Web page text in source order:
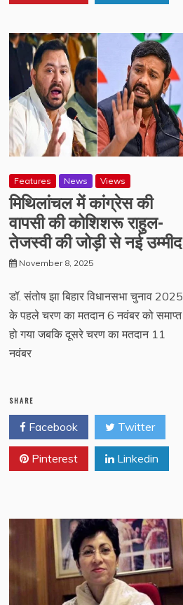
Features News Views
मिथिलांचल में कांग्रेस की
वापसी की कोशिशरू राहुल-
तेजस्वी की जोड़ी से नई उम्मीद
November 8, 2025
डॉ. संतोष झा बिहार विधानसभा चुनाव 2025
के पहले चरण का मतदान 6 नवंबर को समाप्त
हो गया जबकि दूसरे चरण का मतदान 11
नवंबर
SHARE
Facebook Twitter
Pinterest Linkedin